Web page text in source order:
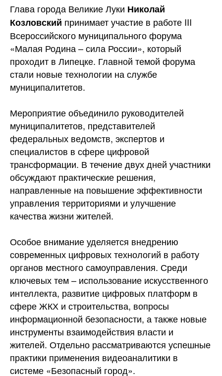
Глава города Великие Луки Николай
Козловский принимает участие в работе III
Всероссийского муниципального форума
«Малая Родина – сила России», который
проходит в Липецке. Главной темой форума
стали новые технологии на службе
муниципалитетов.
Мероприятие объединило руководителей
муниципалитетов, представителей
федеральных ведомств, экспертов и
специалистов в сфере цифровой
трансформации. В течение двух дней участники
обсуждают практические решения,
направленные на повышение эффективности
управления территориями и улучшение
качества жизни жителей.
Особое внимание уделяется внедрению
современных цифровых технологий в работу
органов местного самоуправления. Среди
ключевых тем – использование искусственного
интеллекта, развитие цифровых платформ в
сфере ЖКХ и строительства, вопросы
информационной безопасности, а также новые
инструменты взаимодействия власти и
жителей. Отдельно рассматриваются успешные
практики применения видеоаналитики в
системе «Безопасный город».